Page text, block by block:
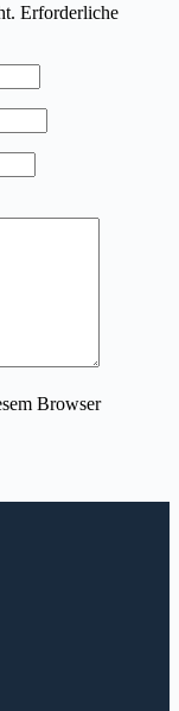
Erforderliche
Browser